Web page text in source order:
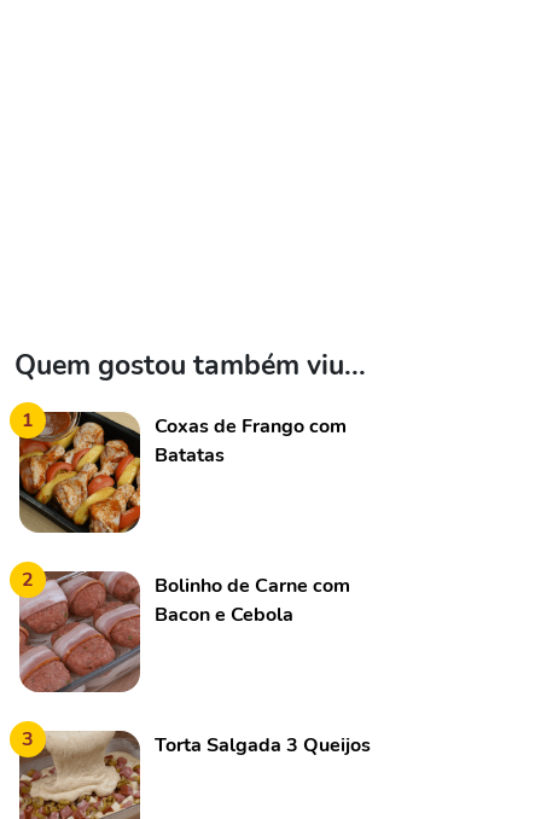
Quem gostou também viu...
1
Coxas de Frango com
Batatas
2
Bolinho de Carne com
Bacon e Cebola
3 Torta Salgada 3 Queijos